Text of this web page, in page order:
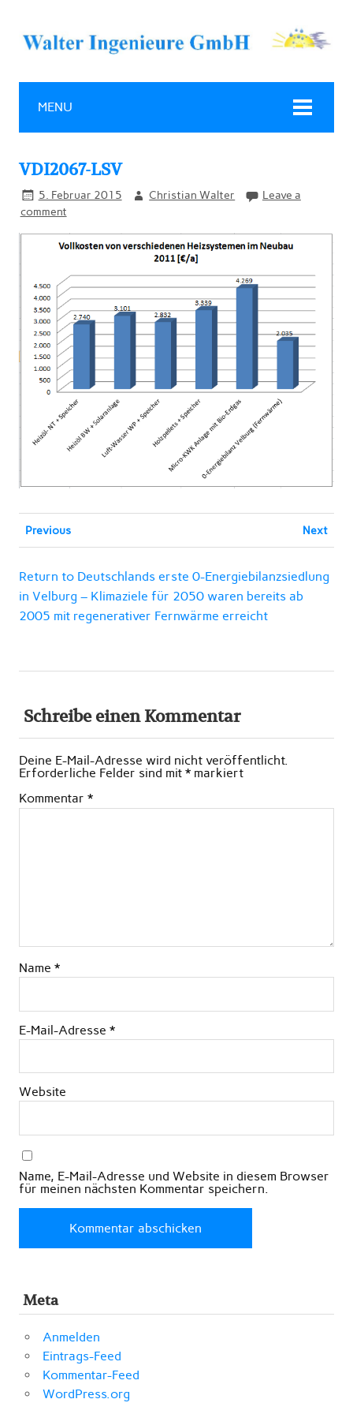
MENU
VDI2067-LSV
5. Februar 2015 Christian Walter
Leave a
comment
Previous Next
Return to Deutschlands erste 0-Energiebilanzsiedlung
in Velburg – Klimaziele für 2050 waren bereits ab
2005 mit regenerativer Fernwärme erreicht
Schreibe einen Kommentar
Deine E-Mail-Adresse wird nicht veröffentlicht.
Erforderliche Felder sind mit * markiert
Kommentar *
Name *
E-Mail-Adresse *
Website
Name, E-Mail-Adresse und Website in diesem Browser
für meinen nächsten Kommentar speichern.
Meta
Anmelden
Eintrags-Feed
Kommentar-Feed
WordPress.org